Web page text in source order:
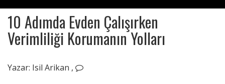
10 Adımda Evden Çalışırken
Verimliliği Korumanın Yolları
Yazar: Isil Arikan ,
11,
2020